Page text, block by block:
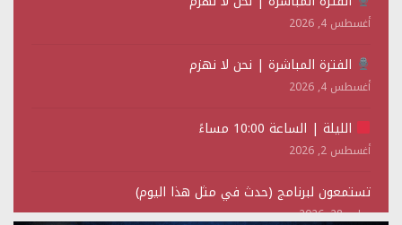
أغسطس 4, 2026
الفترة المباشرة | نحن لا نهزم
أغسطس 4, 2026
الليلة | الساعة 10:00 مساءً
أغسطس 2, 2026
تستمعون لبرنامج (حدث في مثل هذا اليوم)
يوليو 28, 2026